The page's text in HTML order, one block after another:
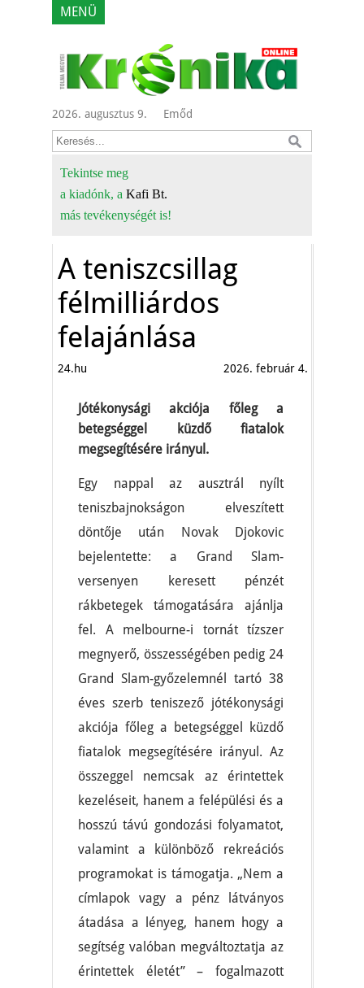
MENÜ
2026. augusztus 9. Emőd
Tekintse meg
a kiadónk, a Kafi Bt.
más tevékenységét is!
A teniszcsillag
félmilliárdos
felajánlása
24.hu 2026. február 4.
Jótékonysági akciója főleg a
betegséggel küzdő fiatalok
megsegítésére irányul.
Egy nappal az ausztrál nyílt
teniszbajnokságon elveszített
döntője után Novak Djokovic
bejelentette: a Grand Slam-
versenyen keresett pénzét
rákbetegek támogatására ajánlja
fel. A melbourne-i tornát tízszer
megnyerő, összességében pedig 24
Grand Slam-győzelemnél tartó 38
éves szerb teniszező jótékonysági
akciója főleg a betegséggel küzdő
fiatalok megsegítésére irányul. Az
összeggel nemcsak az érintettek
kezeléseit, hanem a felépülési és a
hosszú távú gondozási folyamatot,
valamint a különböző rekreációs
programokat is támogatja. „Nem a
címlapok vagy a pénz látványos
átadása a lényeg, hanem hogy a
segítség valóban megváltoztatja az
érintettek életét” – fogalmazott